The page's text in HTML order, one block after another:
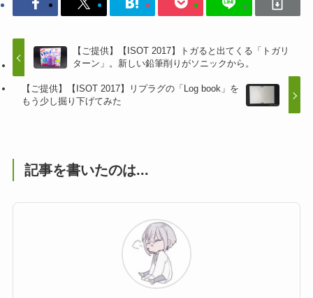
【ご提供】【ISOT 2017】トガると出てくる「トガリ
ターン」。新しい鉛筆削りがソニックから。
【ご提供】【ISOT 2017】リプラグの「Log book」を
もう少し掘り下げてみた
記事を書いたのは...